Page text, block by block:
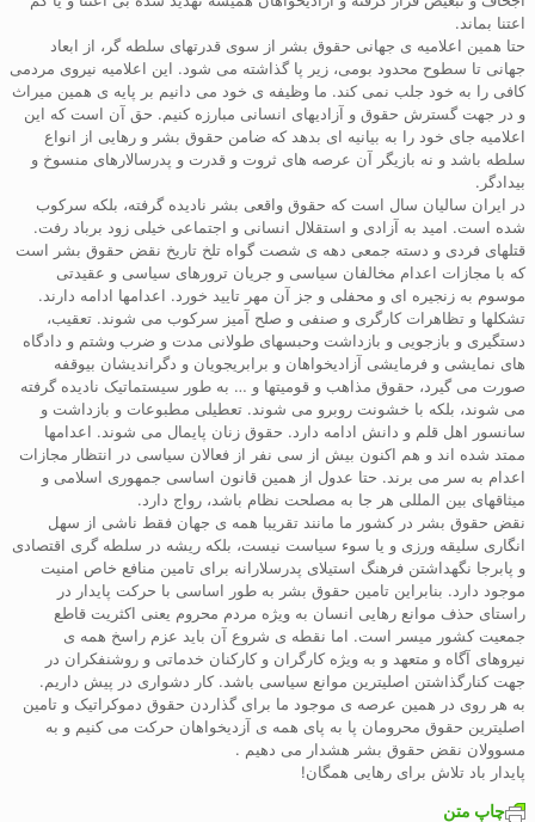
اعتنا بماند.
حتا همین اعلامیه ی جهانی حقوق بشر از سوی قدرتهای سلطه گر، از ابعاد
جهانی تا سطوح محدود بومی، زیر پا گذاشته می شود. این اعلامیه نیروی مردمی
کافی را به خود جلب نمی کند. ما وظیفه ی خود می دانیم بر پایه ی همین میراث
و در جهت گسترش حقوق و آزادیهای انسانی مبارزه کنیم. حق آن است که این
اعلامیه جای خود را به بیانیه ای بدهد که ضامن حقوق بشر و رهایی از انواع
سلطه باشد و نه بازیگر آن عرصه های ثروت و قدرت و پدرسالارهای منسوخ و
بیدادگر.
در ایران سالیان سال است که حقوق واقعی بشر نادیده گرفته، بلکه سرکوب
شده است. امید به آزادی و استقلال انسانی و اجتماعی خیلی زود برباد رفت.
قتلهای فردی و دسته جمعی دهه ی شصت گواه تلخ تاریخ نقض حقوق بشر است
که با مجازات اعدام مخالفان سیاسی و جریان ترورهای سیاسی و عقیدتی
موسوم به زنجیره ای و محفلی و جز آن مهر تایید خورد. اعدامها ادامه دارند.
تشکلها و تظاهرات کارگری و صنفی و صلح آمیز سرکوب می شوند. تعقیب،
دستگیری و بازجویی و بازداشت وحبسهای طولانی مدت و ضرب وشتم و دادگاه
های نمایشی و فرمایشی آزادیخواهان و برابریجویان و دگراندیشان بیوقفه
صورت می گیرد، حقوق مذاهب و قومیتها و … به طور سیستماتیک نادیده گرفته
می شوند، بلکه با خشونت روبرو می شوند. تعطیلی مطبوعات و بازداشت و
سانسور اهل قلم و دانش ادامه دارد. حقوق زنان پایمال می شوند. اعدامها
ممتد شده اند و هم اکنون بیش از سی نفر از فعالان سیاسی در انتظار مجازات
اعدام به سر می برند. حتا عدول از همین قانون اساسی جمهوری اسلامی و
میثاقهای بین المللی هر جا به مصلحت نظام باشد، رواج دارد.
نقض حقوق بشر در کشور ما مانند تقریبا همه ی جهان فقط ناشی از سهل
انگاری سلیقه ورزی و یا سوء سیاست نیست، بلکه ریشه در سلطه گری اقتصادی
و پابرجا نگهداشتن فرهنگ استیلای پدرسلارانه برای تامین منافع خاص امنیت
موجود دارد. بنابراین تامین حقوق بشر به طور اساسی با حرکت پایدار در
راستای حذف موانع رهایی انسان به ویژه مردم محروم یعنی اکثریت قاطع
جمعیت کشور میسر است. اما نقطه ی شروع آن باید عزم راسخ همه ی
نیروهای آگاه و متعهد و به ویژه کارگران و کارکنان خدماتی و روشنفکران در
جهت کنارگذاشتن اصلیترین موانع سیاسی باشد. کار دشواری در پیش داریم.
به هر روی در همین عرصه ی موجود ما برای گذاردن حقوق دموکراتیک و تامین
اصلیترین حقوق محرومان پا به پای همه ی آزدیخواهان حرکت می کنیم و به
مسوولان نقض حقوق بشر هشدار می دهیم .
پایدار باد تلاش برای رهایی همگان!
چاپ متن